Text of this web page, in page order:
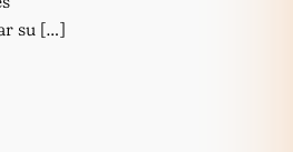
su […]